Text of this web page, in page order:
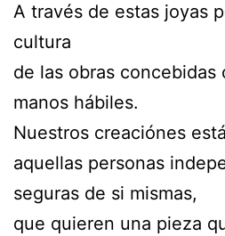
A través de estas joyas
cultura
de las obras concebidas
manos hábiles.
Nuestros creaciónes
aquellas personas
seguras de si mismas,
que quieren una pieza